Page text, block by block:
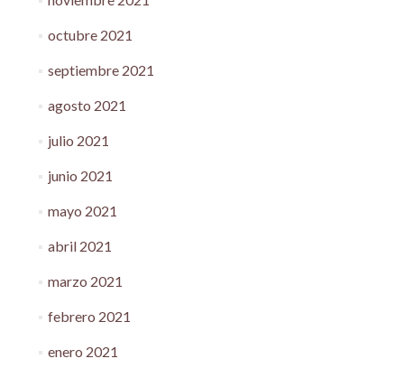
octubre 2021
septiembre 2021
agosto 2021
julio 2021
junio 2021
mayo 2021
abril 2021
marzo 2021
febrero 2021
enero 2021